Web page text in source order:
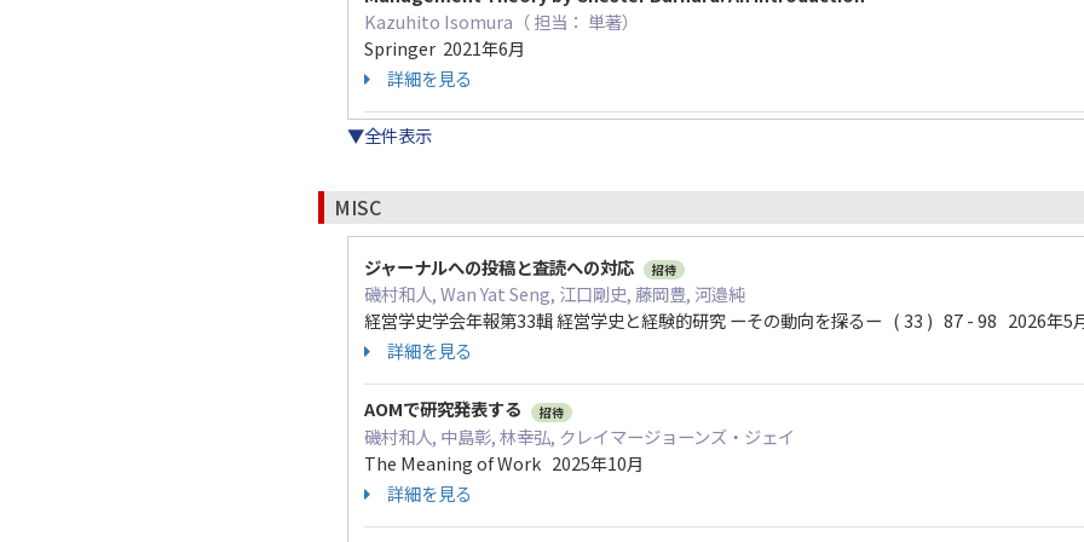
Kazuhito Isomura（ 担当： 単著）
Springer 2021年6月
詳細を見る
▼全件表示
MISC
ジャーナルへの投稿と査読への対応 招待
磯村和人, Wan Yat Seng, 江口剛史, 藤岡豊, 河邉純
経営学史学会年報第33輯 経営学史と経験的研究 ーその動向を探るー ( 33 ) 87 - 98 2026年5
詳細を見る
AOMで研究発表する 招待
磯村和人, 中島彰, 林幸弘, クレイマージョーンズ・ジェイ
The Meaning of Work 2025年10月
詳細を見る